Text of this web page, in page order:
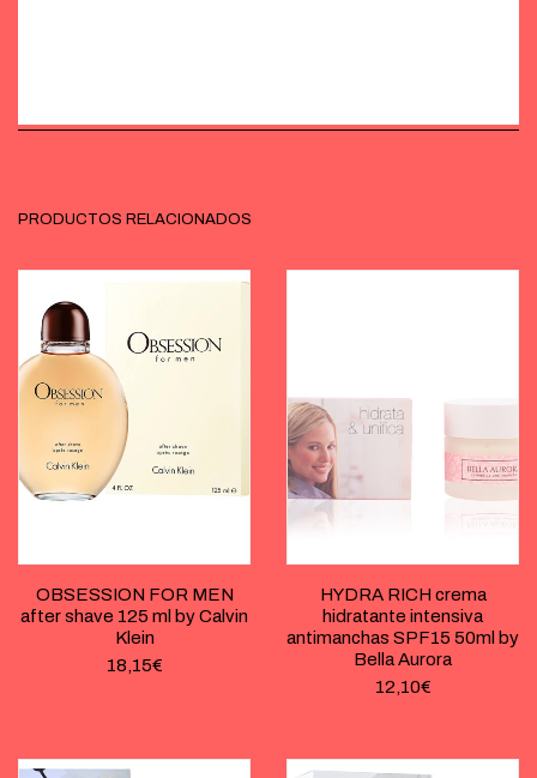
PRODUCTOS RELACIONADOS
OBSESSION FOR MEN
after shave 125 ml by Calvin
Klein
18,15€
HYDRA RICH crema
hidratante intensiva
antimanchas SPF15 50ml by
Bella Aurora
12,10€